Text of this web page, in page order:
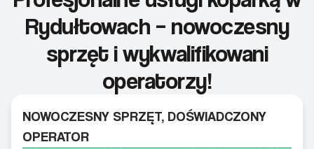
Rydułtowach – nowoczesny
sprzęt i wykwalifikowani
operatorzy!
NOWOCZESNY SPRZĘT, DOŚWIADCZONY
OPERATOR